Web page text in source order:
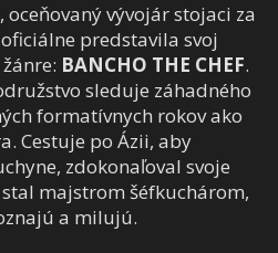
vývojár stojaci za
predstavila svoj
BANCHO THE CHEF.
sleduje záhadného
formatívnych rokov ako
Cestuje po Ázii, aby
zdokonaľoval svoje
majstrom šéfkuchárom,
a milujú.